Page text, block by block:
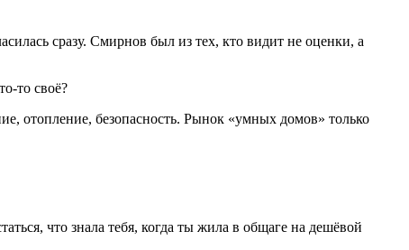
сразу. Смирнов был из тех, кто видит не оценки, а
то своё?
отопление, безопасность. Рынок «умных домов» только
что знала тебя, когда ты жила в общаге на дешёвой